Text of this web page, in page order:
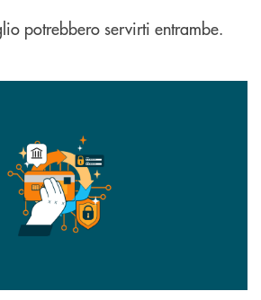
potrebbero servirti entrambe.